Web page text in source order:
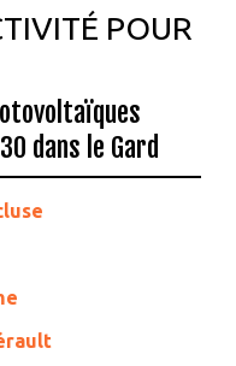
POUR
dans le Gard